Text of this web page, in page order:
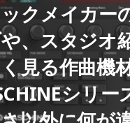
クメイカー
、スタジオ
見る作曲機
シリー